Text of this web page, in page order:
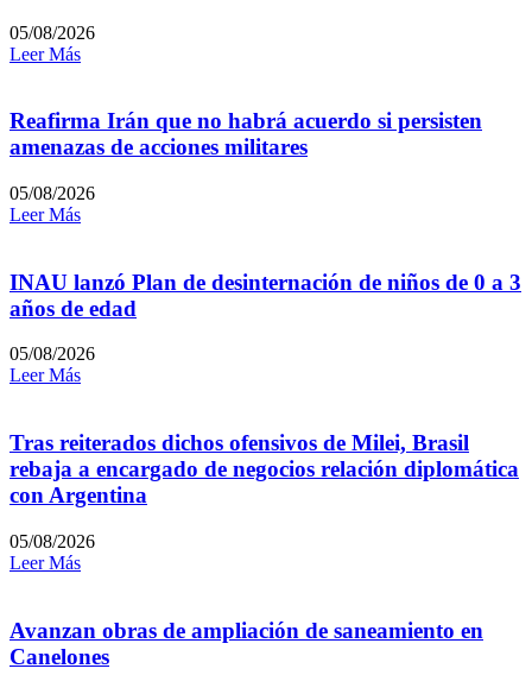
05/08/2026
Leer Más
Reafirma Irán que no habrá acuerdo si persisten
amenazas de acciones militares
05/08/2026
Leer Más
INAU lanzó Plan de desinternación de niños de 0 a 3
años de edad
05/08/2026
Leer Más
Tras reiterados dichos ofensivos de Milei, Brasil
rebaja a encargado de negocios relación diplomática
con Argentina
05/08/2026
Leer Más
Avanzan obras de ampliación de saneamiento en
Canelones